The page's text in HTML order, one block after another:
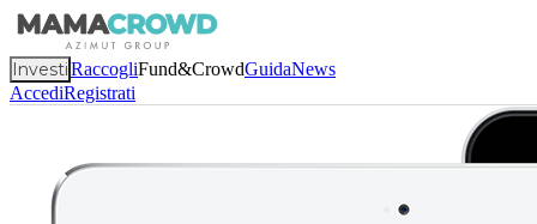
InvestiRaccogliFund&CrowdGuidaNews
AccediRegistrati